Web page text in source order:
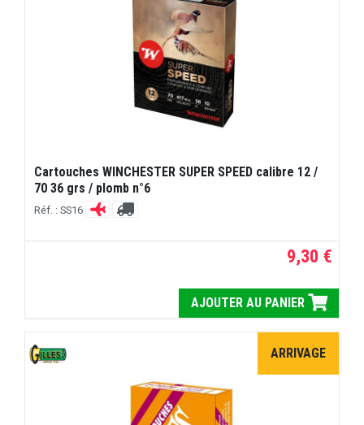
Cartouches WINCHESTER SUPER SPEED calibre 12 /
70 36 grs / plomb n°6
Réf. : SS16
9,30 €
AJOUTER AU PANIER
ARRIVAGE